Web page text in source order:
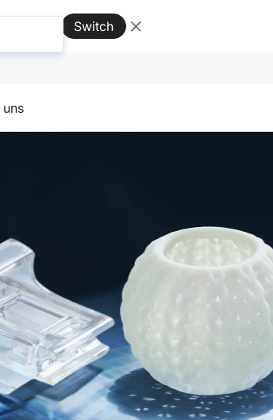
→ Switch
uns